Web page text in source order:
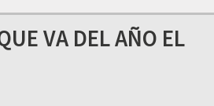
VA DEL AÑO EL